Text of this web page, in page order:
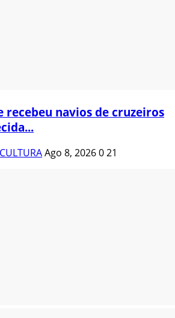
recebeu navios de cruzeiros
Ago 8, 2026021